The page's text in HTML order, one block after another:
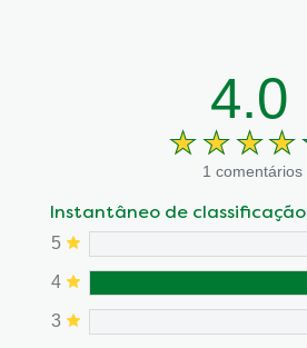
4.0
1 comentários
Instantâneo de classificação
5
4
3